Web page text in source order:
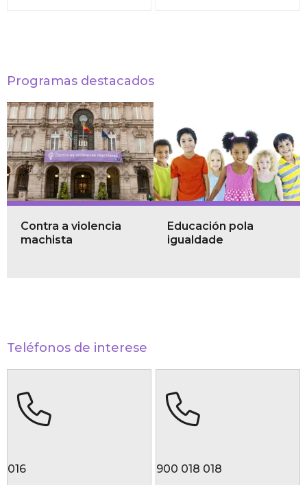
Programas destacados
Contra a violencia
machista
Educación pola
igualdade
Teléfonos de interese
016 900 018 018